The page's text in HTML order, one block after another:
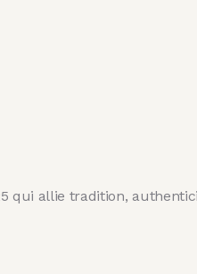
qui allie tradition,